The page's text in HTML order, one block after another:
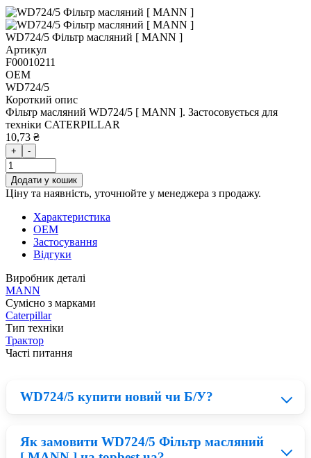
WD724/5 Фільтр масляний [ MANN ]
Артикул
F00010211
OEM
WD724/5
Короткий опис
Фільтр масляний WD724/5 [ MANN ]. Застосовується для
техніки CATERPILLAR
10,73 ₴
+ -
Додати у кошик
Ціну та наявність, уточнюйте у менеджера з продажу.
Характеристика
OEM
Застосування
Відгуки
Виробник деталі
MANN
Сумісно з марками
Caterpillar
Тип техніки
Трактор
Часті питання
WD724/5 купити новий чи Б/У?
Нові деталі MANN приблизно на 23% дорожчі ніж
Як замовити WD724/5 Фільтр масляний